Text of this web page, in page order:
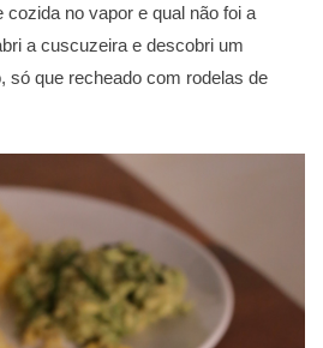
cozida no vapor e qual não foi a
a cuscuzeira e descobri um
só que recheado com rodelas de